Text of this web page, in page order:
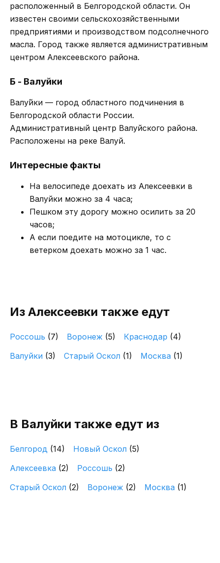
расположенный в Белгородской области. Он
известен своими сельскохозяйственными
предприятиями и производством подсолнечного
масла. Город также является административным
центром Алексеевского района.
Б - Валуйки
Валу́йки — город областного подчинения в
Белгородской области России.
Административный центр Валуйского района.
Расположены на реке Валуй.
Интересные факты
На велосипеде доехать из Алексеевки в
Валуйки можно за 4 часа;
Пешком эту дорогу можно осилить за 20
часов;
А если поедите на мотоцикле, то с
ветерком доехать можно за 1 час.
Из Алексеевки также едут
Россошь (7) Воронеж (5) Краснодар (4)
Валуйки (3) Старый Оскол (1) Москва (1)
В Валуйки также едут из
Белгород (14) Новый Оскол (5)
Алексеевка (2) Россошь (2)
Старый Оскол (2) Воронеж (2) Москва (1)